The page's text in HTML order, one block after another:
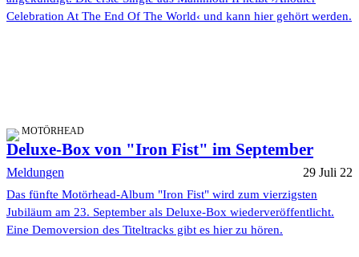
Celebration At The End Of The World‹ und kann hier gehört werden.
MOTÖRHEAD
Deluxe-Box von "Iron Fist" im September
Meldungen 29 Juli 22
Das fünfte Motörhead-Album "Iron Fist" wird zum vierzigsten
Jubiläum am 23. September als Deluxe-Box wiederveröffentlicht.
Eine Demoversion des Titeltracks gibt es hier zu hören.